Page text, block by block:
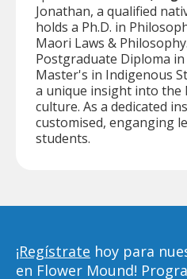
Jonathan, a qualified
holds a Ph.D. in
Maori Laws &
Postgraduate Diploma
Master's in Indigenous
a unique insight into the
culture. As a dedicated
customised, enganging
students.
¡Regístrate hoy para
en Flower Mound!